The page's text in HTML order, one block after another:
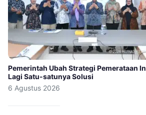
Pemerintah Ubah Strategi Pemerataan
Lagi Satu-satunya Solusi
6 Agustus 2026